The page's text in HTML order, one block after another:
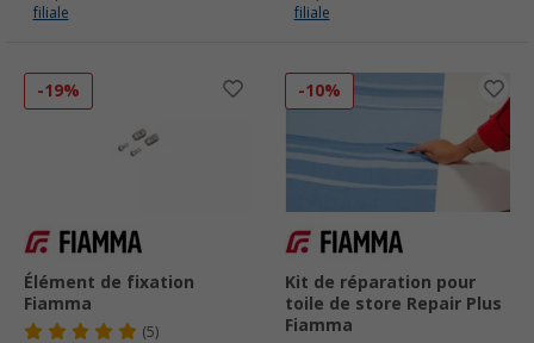
filiale
filiale
-19%
Élément de fixation
Fiamma
(5)
-10%
Kit de réparation pour
toile de store Repair Plus
Fiamma